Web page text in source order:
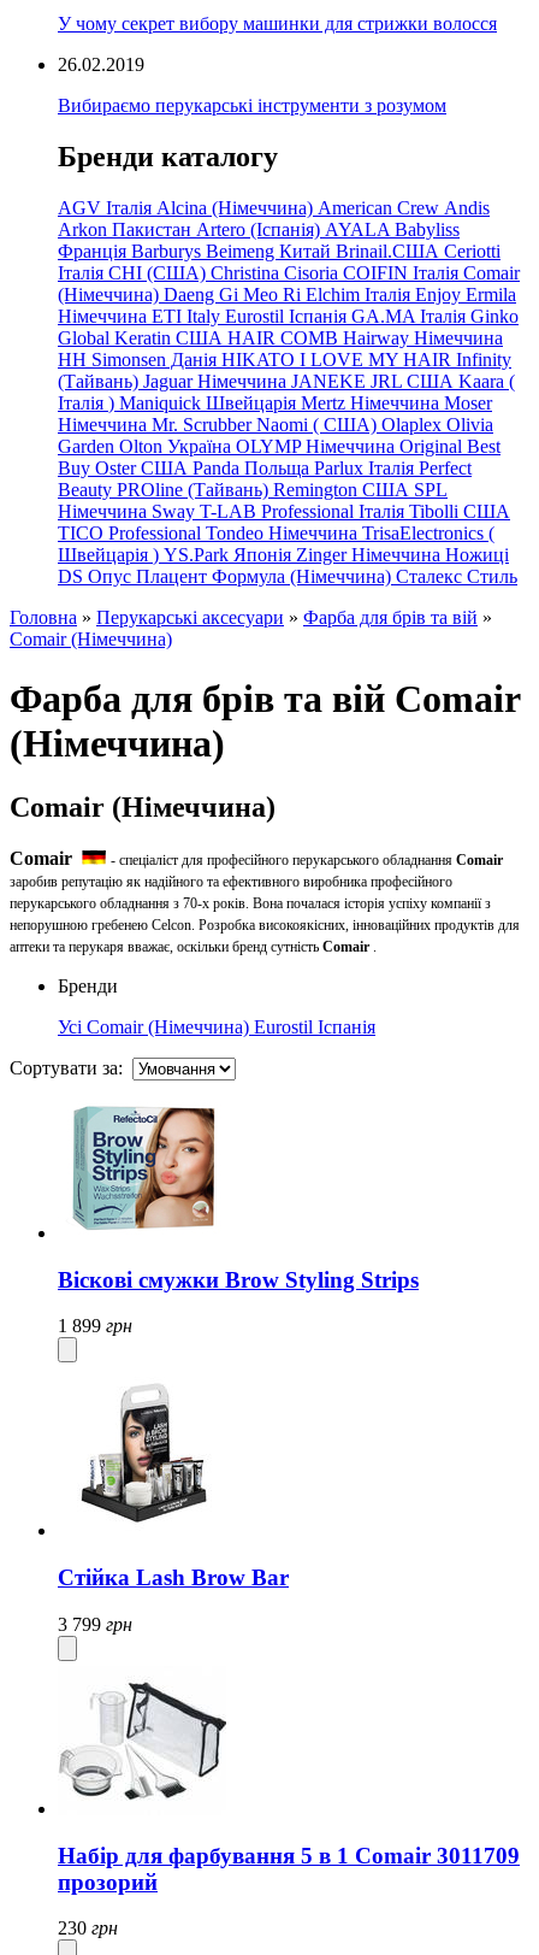
У чому секрет вибору машинки для стрижки волосся
26.02.2019
Вибираємо перукарські інструменти з розумом
Бренди каталогу
AGV Італія Alcina (Німеччина) American Crew Andis
Arkon Пакистан Artero (Іспанія) AYALA Babyliss
Франція Barburys Beimeng Китай Brinail.США Ceriotti
Італія CHI (США) Christina Cisoria COIFIN Італія Comair
(Німеччина) Daeng Gi Meo Ri Elchim Італія Enjoy Ermila
Німеччина ETI Italy Eurostil Іспанія GA.MA Італія Ginko
Global Keratin США HAIR COMB Hairway Німеччина
HH Simonsen Данія HIKATO I LOVE MY HAIR Infinity
(Тайвань) Jaguar Німеччина JANEKE JRL США Kaara (
Італія ) Maniquick Швейцарія Mertz Німеччина Moser
Німеччина Mr. Scrubber Naomi ( США) Olaplex Olivia
Garden Olton Україна OLYMP Німеччина Original Best
Buy Oster США Panda Польща Parlux Італія Perfect
Beauty PROline (Тайвань) Remington США SPL
Німеччина Sway T-LAB Professional Італія Tibolli США
TICO Professional Tondeo Німеччина TrisaElectronics (
Швейцарія ) YS.Park Японія Zinger Німеччина Ножиці
DS Опус Плацент Формула (Німеччина) Сталекс Стиль
Головна » Перукарські аксесуари » Фарба для брів та вій »
Comair (Німеччина)
Фарба для брів та вій Comair
(Німеччина)
Comair (Німеччина)
Comair - спеціаліст для професійного перукарського обладнання Comair
заробив репутацію як надійного та ефективного виробника професійного
перукарського обладнання з 70-х років. Вона почалася історія успіху компанії з
непорушною гребенею Celcon. Розробка високоякісних, інноваційних продуктів для
аптеки та перукаря вважає, оскільки бренд сутність Comair .
Бренди
Усі Comair (Німеччина) Eurostil Іспанія
Сортувати за:
Віскові смужки Brow Styling Strips
1 899 грн
Стійка Lash Brow Bar
3 799 грн
Набір для фарбування 5 в 1 Comair 3011709
прозорий
230 грн